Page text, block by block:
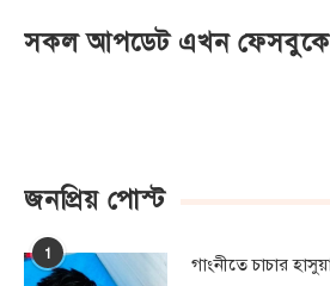
সকল আপডেট এখন ফেসবুকে
জনপ্রিয় পোস্ট
1 গাংনীতে চাচার